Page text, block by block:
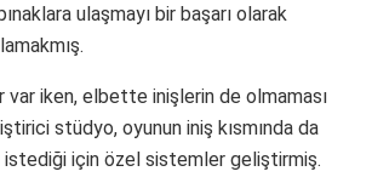
ulaşmayı bir başarı olarak
var iken, elbette inişlerin de olmaması
stüdyo, oyunun iniş kısmında da
istediği için özel sistemler geliştirmiş.